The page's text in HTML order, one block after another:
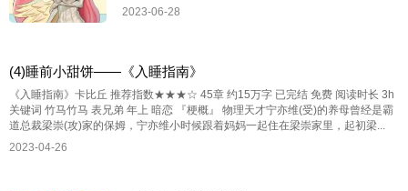
2023-06-28
(4)睡前小甜饼——《入睡指南》
《入睡指南》卡比丘 推荐指数★★★☆ 45章 约15万字 已完结 免费 阅读时长 3h
关键词 竹马竹马 表兄弟 年上 暗恋 『梗概』 物理天才宁亦维(受)的养母曾经是霸
道总裁梁崇(攻)家的保姆，宁亦维小时候跟着妈妈一起住在梁崇家里，起初梁...
2023-04-26